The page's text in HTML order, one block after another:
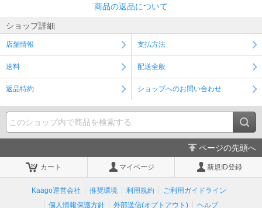
商品の返品について
ショップ詳細
店舗情報 支払方法
送料 配送全般
返品特約 ショップへのお問い合わせ
ページの先頭へ
カート マイページ 新規ID登録
Kaago運営会社 推奨環境 利用規約
ご利用ガイドライン
個人情報保護方針
外部送信(オプトアウト) ヘルプ